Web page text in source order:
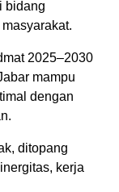
bidang
2025–2030
mampu
dengan
ditopang
kerja